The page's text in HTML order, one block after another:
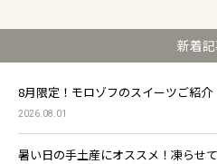
新着
8月限定！モロゾフのスイーツご紹介
2026.08.01
暑い日の手土産にオススメ！凍らせ